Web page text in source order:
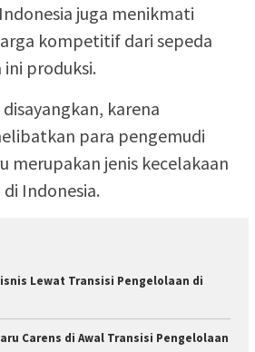
juga menikmati
kompetitif dari sepeda
produksi.
karena
para pengemudi
merupakan jenis kecelakaan
Indonesia.
Lewat Transisi Pengelolaan di
Carens di Awal Transisi Pengelolaan